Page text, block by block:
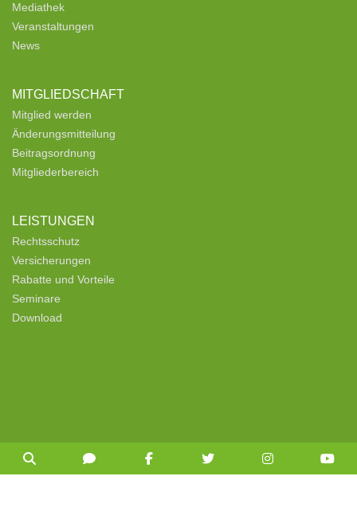
Mediathek
Veranstaltungen
News
MITGLIEDSCHAFT
Mitglied werden
Änderungsmitteilung
Beitragsordnung
Mitgliederbereich
LEISTUNGEN
Rechtsschutz
Versicherungen
Rabatte und Vorteile
Seminare
Download